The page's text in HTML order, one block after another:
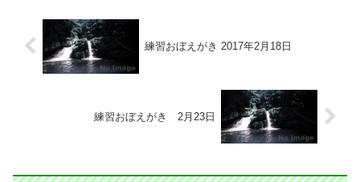
練習おぼえがき 2017年2月18日
練習おぼえがき 2月23日